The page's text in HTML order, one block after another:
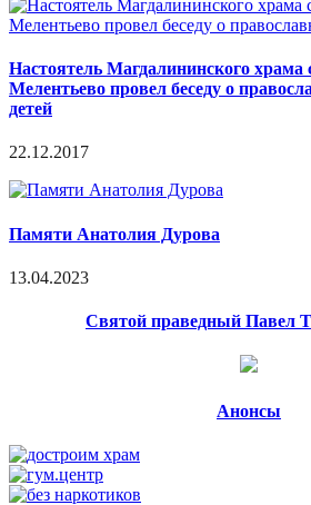
Настоятель Магдалининского храма
Мелентьево провел беседу о
детей
22.12.2017
Памяти Анатолия Дурова
13.04.2023
Святой праведный Павел
Анонсы